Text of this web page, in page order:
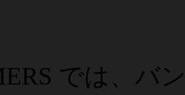
では、バ